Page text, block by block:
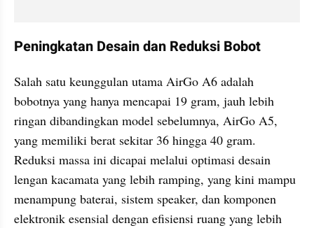
Peningkatan Desain dan Reduksi Bobot
Salah satu keunggulan utama AirGo A6 adalah
bobotnya yang hanya mencapai 19 gram, jauh lebih
ringan dibandingkan model sebelumnya, AirGo A5,
yang memiliki berat sekitar 36 hingga 40 gram.
Reduksi massa ini dicapai melalui optimasi desain
lengan kacamata yang lebih ramping, yang kini mampu
menampung baterai, sistem speaker, dan komponen
elektronik esensial dengan efisiensi ruang yang lebih